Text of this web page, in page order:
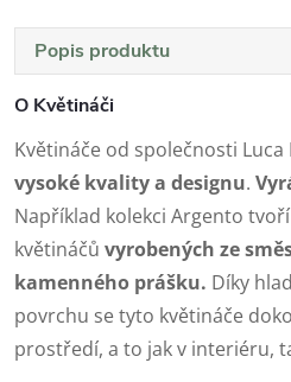
Popis produktu
O Květináči
Květináče od společnosti
vysoké kvality a designu.
Například kolekci Argento
květináčů vyrobených ze
kamenného prášku. Díky
povrchu se tyto květináče
prostředí, a to jak v interiéru,